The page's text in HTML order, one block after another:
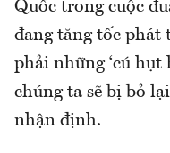
Quốc trong cuộc
đang tăng tốc phát
phải những ‘cú hụt
chúng ta sẽ bị bỏ
nhận định.